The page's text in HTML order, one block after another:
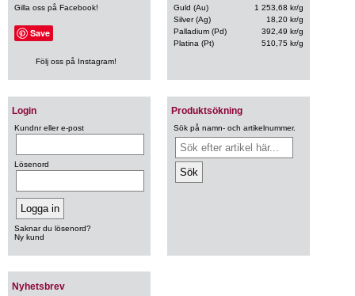
Guld (Au)
1 253,68 kr/g
Silver (Ag)
18,20 kr/g
Palladium (Pd)
392,49 kr/g
Platina (Pt)
510,75 kr/g
Login
Kundnr eller e-post
Lösenord
Saknar du lösenord?
Ny kund
Produktsökning
Sök på namn- och artikelnummer.
Nyhetsbrev
Gilla oss på Facebook!
Save
Följ oss på Instagram!